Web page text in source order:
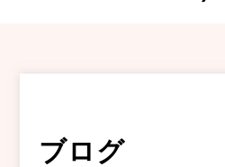
ブログ